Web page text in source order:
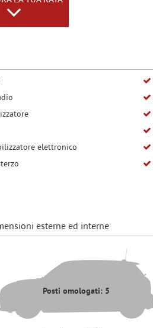
elettronico
esterne ed interne
Posti omologati: 5